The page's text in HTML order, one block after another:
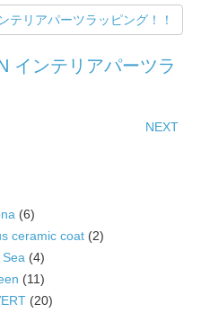
インテリアパーツラ
NEXT
(6)
ceramic coat (2)
(4)
(11)
(20)